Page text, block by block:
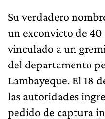
Su verdadero
un exconvicto de 40
vinculado a un
del departamento
Lambayeque. El 18
las autoridades
pedido de captura